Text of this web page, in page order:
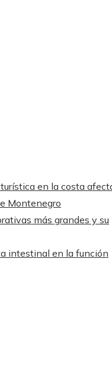
en la costa
Montenegro
más grandes y su
intestinal en la función